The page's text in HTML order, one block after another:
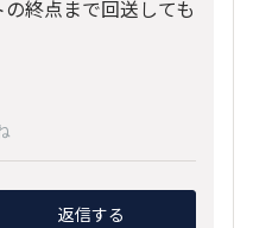
終点まで回送しても
返信する